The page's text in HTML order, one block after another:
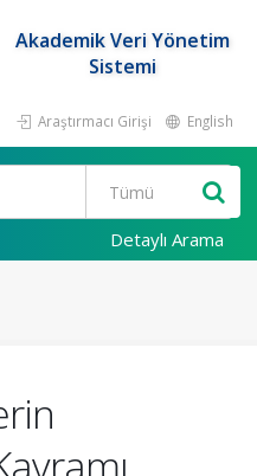
Akademik Veri Yönetim
Sistemi
Araştırmacı Girişi English
Detaylı Arama